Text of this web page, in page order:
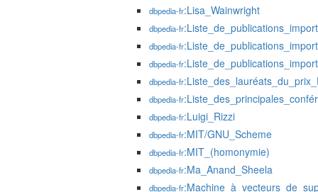
dbpedia-fr:Lisa_Wainwright
dbpedia-fr
dbpedia-fr
dbpedia-fr
dbpedia-fr
dbpedia-fr
dbpedia-fr:Luigi_Rizzi
dbpedia-fr:MIT/GNU_Scheme
dbpedia-fr:MIT_(homonymie)
dbpedia-fr:Ma_Anand_Sheela
dbpedia-fr